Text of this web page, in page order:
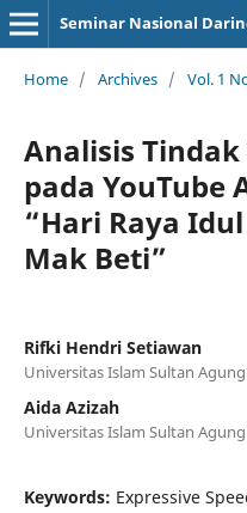
Seminar Nasional
Home / Archives / Vol. 1
Analisis
pada YouTube
“Hari Raya
Mak Beti”
Rifki Hendri Setiawan
Universitas Islam Sultan
Aida Azizah
Universitas Islam Sultan
Keywords: Expressive